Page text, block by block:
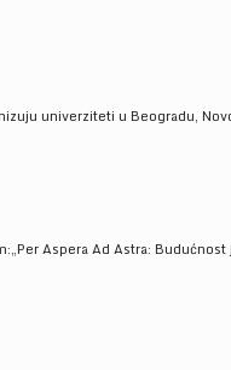
univerziteti u Beogradu,
Aspera Ad Astra: